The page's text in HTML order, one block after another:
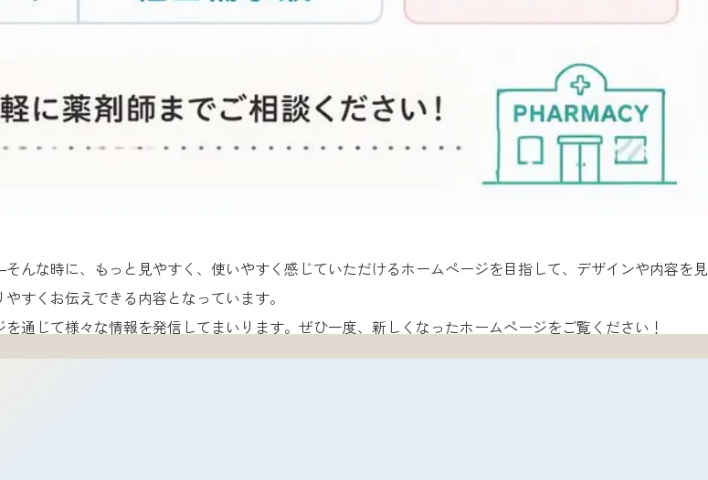
んな時に、もっと見やすく、使いやすく感じていただけるホームページを目指して、デザインや内容を見
すくお伝えできる内容となっています。
通じて様々な情報を発信してまいります。ぜひ一度、新しくなったホームページをご覧ください！